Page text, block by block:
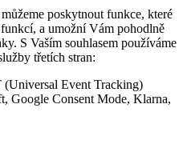
poskytnout funkce, které
a umožní Vám pohodlně
S Vaším souhlasem používáme
třetích stran:
Event Tracking)
Google Consent Mode, Klarna,